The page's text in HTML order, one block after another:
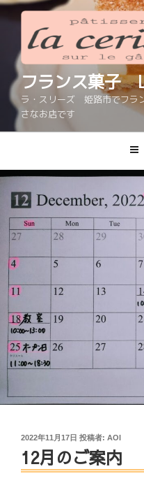
コ
へ
フランス菓子
ラ・スリーズ 姫路市でフラ
さなお店です
投
稿
日:
2022年11月17日 投稿者: AOI
12月のご案内